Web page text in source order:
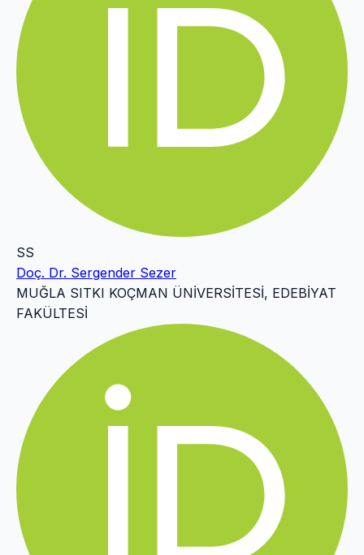
SS
Doç. Dr. Sergender Sezer
MUĞLA SITKI KOÇMAN ÜNİVERSİTESİ, EDEBİYAT
FAKÜLTESİ